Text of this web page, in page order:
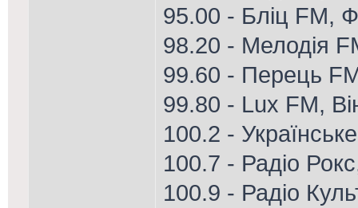
95.00 - Бліц FM,
98.20 - Мелодія
99.60 - Перець
99.80 - Lux FM,
100.2 -
100.7 - Радіо
100.9 - Радіо